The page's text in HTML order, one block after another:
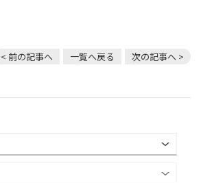
< 前の記事へ 一覧へ戻る 次の記事へ >